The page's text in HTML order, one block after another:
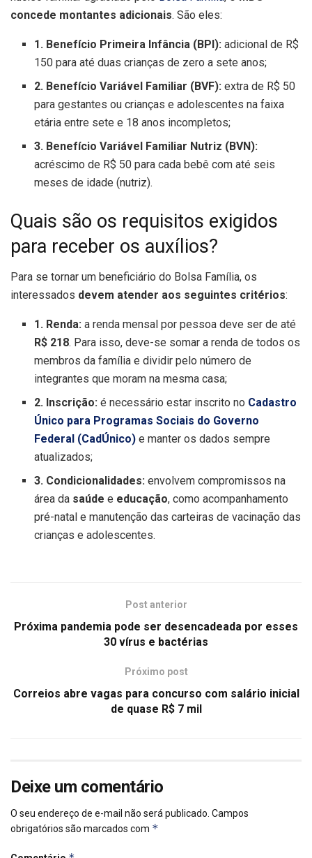
concede montantes adicionais. São eles:
1. Benefício Primeira Infância (BPI): adicional de R$
150 para até duas crianças de zero a sete anos;
2. Benefício Variável Familiar (BVF): extra de R$ 50
para gestantes ou crianças e adolescentes na faixa
etária entre sete e 18 anos incompletos;
3. Benefício Variável Familiar Nutriz (BVN):
acréscimo de R$ 50 para cada bebê com até seis
meses de idade (nutriz).
Quais são os requisitos exigidos
para receber os auxílios?
Para se tornar um beneficiário do Bolsa Família, os
interessados devem atender aos seguintes critérios:
1. Renda: a renda mensal por pessoa deve ser de até
R$ 218. Para isso, deve-se somar a renda de todos os
membros da família e dividir pelo número de
integrantes que moram na mesma casa;
2. Inscrição: é necessário estar inscrito no Cadastro
Único para Programas Sociais do Governo
Federal (CadÚnico) e manter os dados sempre
atualizados;
3. Condicionalidades: envolvem compromissos na
área da saúde e educação, como acompanhamento
pré-natal e manutenção das carteiras de vacinação das
crianças e adolescentes.
Post anterior
Próxima pandemia pode ser desencadeada por esses
30 vírus e bactérias
Próximo post
Correios abre vagas para concurso com salário inicial
de quase R$ 7 mil
Deixe um comentário
O seu endereço de e-mail não será publicado. Campos
obrigatórios são marcados com *